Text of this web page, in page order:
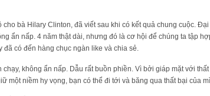
bà Hilary Clinton, đã viết sau khi có kết quả chung cuộc.
ẩn nấp. 4 năm thật dài, nhưng đó là cơ hội để chúng ta tập
có đến hàng chục ngàn like và chia sẻ.
chạy, không ẩn nấp. Dẫu rất buồn phiền. Vì bởi giáp mặt với
một niềm hy vọng, bạn có thể đi tới và băng qua thất bại của